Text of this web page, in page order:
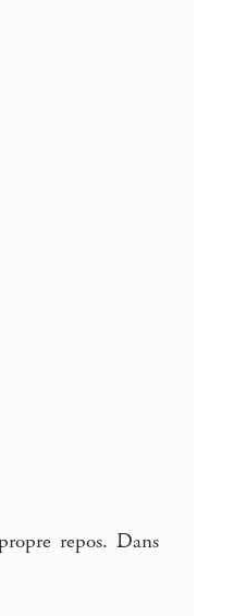
repos. Dans